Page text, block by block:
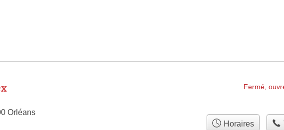
Orléans
Fermé,
Horaires